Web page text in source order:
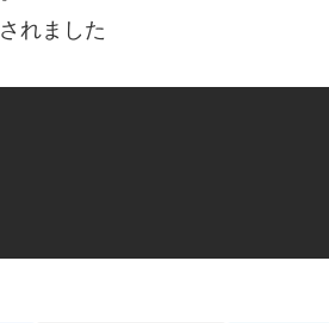
れました